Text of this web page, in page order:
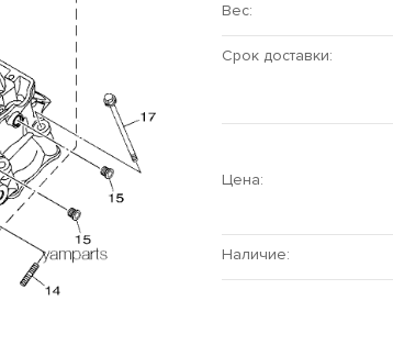
Вес:
Срок доставки:
Цена:
Наличие: